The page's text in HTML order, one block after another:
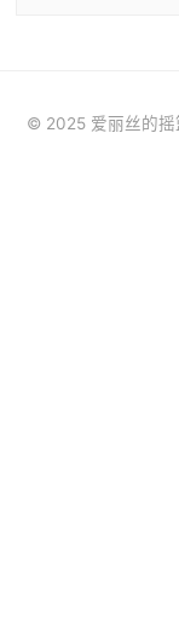
© 2025 爱丽丝的摇